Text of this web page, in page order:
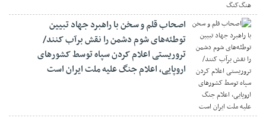
اصحاب قلم و سخن با راهبرد جهاد تبیین
توطئه‌های شوم دشمن را نقش برآب کنند/
تروریستی اعلام کردن سپاه توسط کشورهای
اروپایی، اعلام جنگ علیه ملت ایران است